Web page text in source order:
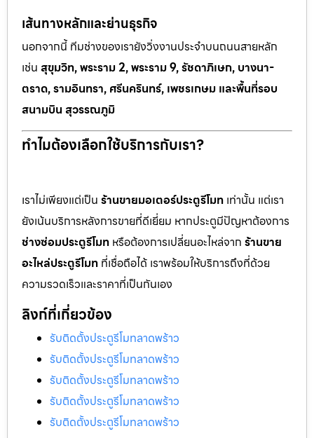
เส้นทางหลักและย่านธุรกิจ
นอกจากนี้ ทีมช่างของเรายังวิ่งงานประจำบนถนนสายหลัก
เช่น สุขุมวิท, พระราม 2, พระราม 9, รัชดาภิเษก, บางนา-
ตราด, รามอินทรา, ศรีนครินทร์, เพชรเกษม และพื้นที่รอบ
สนามบิน สุวรรณภูมิ
ทำไมต้องเลือกใช้บริการกับเรา?
เราไม่เพียงแต่เป็น ร้านขายมอเตอร์ประตูรีโมท เท่านั้น แต่เรา
ยังเน้นบริการหลังการขายที่ดีเยี่ยม หากประตูมีปัญหาต้องการ
ช่างซ่อมประตูรีโมท หรือต้องการเปลี่ยนอะไหล่จาก ร้านขาย
อะไหล่ประตูรีโมท ที่เชื่อถือได้ เราพร้อมให้บริการถึงที่ด้วย
ความรวดเร็วและราคาที่เป็นกันเอง
ลิงก์ที่เกี่ยวข้อง
รับติดตั้งประตูรีโมทลาดพร้าว
รับติดตั้งประตูรีโมทลาดพร้าว
รับติดตั้งประตูรีโมทลาดพร้าว
รับติดตั้งประตูรีโมทลาดพร้าว
รับติดตั้งประตูรีโมทลาดพร้าว